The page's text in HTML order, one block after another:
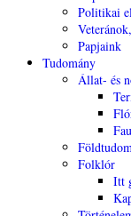
Politikai
Papjaink
Tudomány
Állat- és
Folklór
Itt